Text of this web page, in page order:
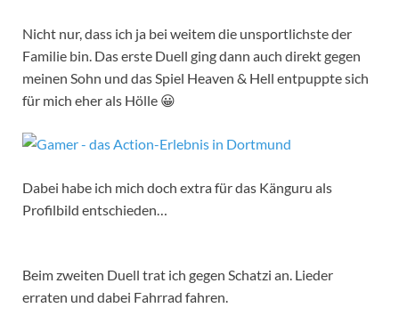
Nicht nur, dass ich ja bei weitem die unsportlichste der
Familie bin. Das erste Duell ging dann auch direkt gegen
meinen Sohn und das Spiel Heaven & Hell entpuppte sich
für mich eher als Hölle 😀
Dabei habe ich mich doch extra für das Känguru als
Profilbild entschieden…
Beim zweiten Duell trat ich gegen Schatzi an. Lieder
erraten und dabei Fahrrad fahren.